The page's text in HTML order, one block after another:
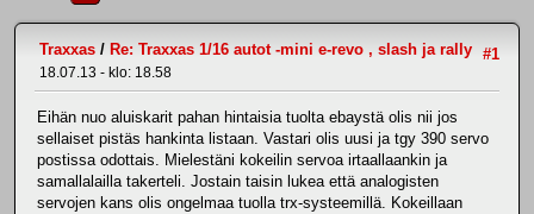
#1
Traxxas / Re: Traxxas 1/16 autot -mini e-revo , slash ja rally
18.07.13 - klo: 18.58
Eihän nuo aluiskarit pahan hintaisia tuolta ebaystä olis nii jos
sellaiset pistäs hankinta listaan. Vastari olis uusi ja tgy 390 servo
postissa odottais. Mielestäni kokeilin servoa irtaallaankin ja
samallalailla takerteli. Jostain taisin lukea että analogisten
servojen kans olis ongelmaa tuolla trx-systeemillä. Kokeillaan